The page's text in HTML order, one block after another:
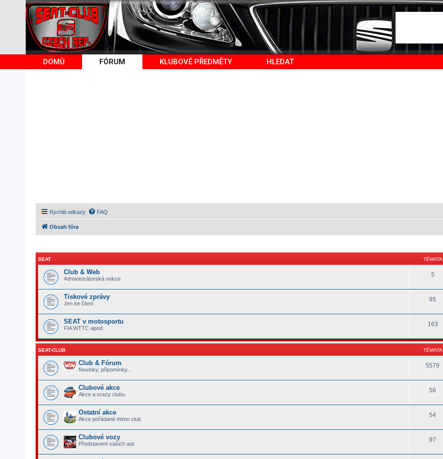
DOMŮ FÓRUM KLUBOVÉ PŘEDMĚTY HLEDAT
Rychlé odkazy FAQ
Obsah fóra
SEAT TÉMATA
Club & Web
Administrátorská sekce
5
Tiskové zprávy
Jen ke čtení
95
SEAT v motosportu
FIA WTTC apod.
163
SEAT-CLUB TÉMATA
Club & Fórum
Novinky, připomínky...
5579
Clubové akce
Akce a srazy clubu
56
Ostatní akce
Akce pořádané mimo club
54
Clubové vozy
Představení vašich aut
97